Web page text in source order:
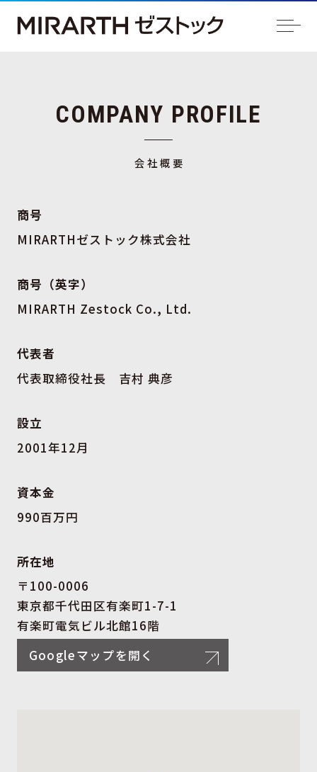
COMPANY PROFILE
会社概要
商号
MIRARTHゼストック株式会社
商号（英字）
MIRARTH Zestock Co., Ltd.
代表者
代表取締役社長 吉村 典彦
設立
2001年12月
資本金
990百万円
所在地
〒100-0006
東京都千代田区有楽町1-7-1
有楽町電気ビル北館16階
Googleマップを開く